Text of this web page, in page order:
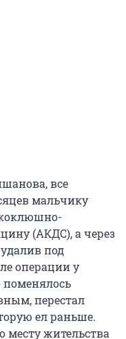
все
мальчику
(АКДС), а через
под
операции у
перестал
ел раньше.
месту жительства